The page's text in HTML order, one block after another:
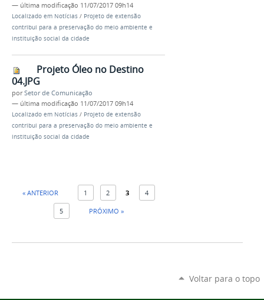
— última modificação 11/07/2017 09h14
Localizado em Notícias / Projeto de extensão
contribui para a preservação do meio ambiente e
instituição social da cidade
Projeto Óleo no Destino
04.JPG
porSetor de Comunicação
— última modificação 11/07/2017 09h14
Localizado em Notícias / Projeto de extensão
contribui para a preservação do meio ambiente e
instituição social da cidade
« ANTERIOR 1 2 3 4
5 PRÓXIMO »
Voltar para o topo